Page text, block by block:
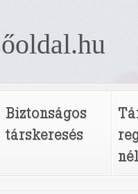
Biztonságos
társkeresés